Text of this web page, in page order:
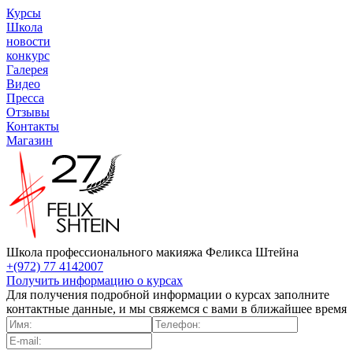
Курсы
Школа
новости
конкурс
Галерея
Видео
Пресса
Отзывы
Контакты
Магазин
Школа профессионального макияжа Феликса Штейна
+(972) 77 4142007
Получить информацию о курсах
Для получения подробной информации о курсах заполните
контактные данные, и мы свяжемся с вами в ближайшее время